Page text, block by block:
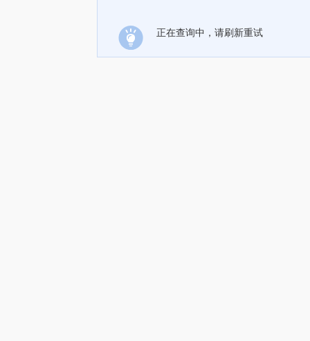
正在查询中，请刷新重试